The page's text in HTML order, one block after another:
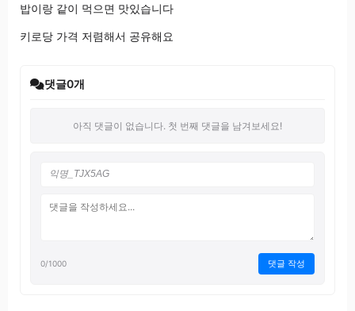
밥이랑 같이 먹으면 맛있습니다
키로당 가격 저렴해서 공유해요
댓글0개
아직 댓글이 없습니다. 첫 번째 댓글을 남겨보세요!
0/1000 댓글 작성